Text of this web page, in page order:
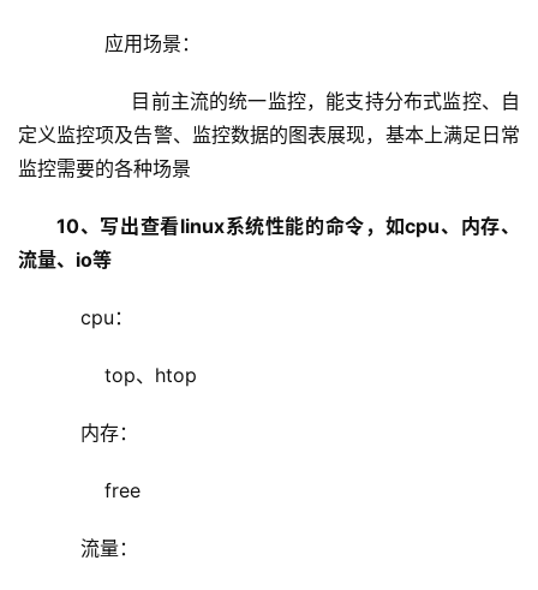
应用场景：
目前主流的统一监控，能支持分布式监控、自
定义监控项及告警、监控数据的图表展现，基本上满足日常
监控需要的各种场景
10、写出查看linux系统性能的命令，如cpu、内存、
流量、io等
cpu：
top、htop
内存：
free
流量：